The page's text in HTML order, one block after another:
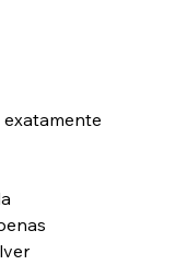
exatamente